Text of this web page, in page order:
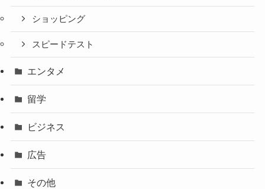
ショッピング
スピードテスト
エンタメ
留学
ビジネス
広告
その他